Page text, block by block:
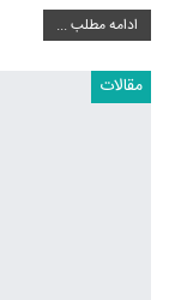
ادامه مطلب ...
مقالات